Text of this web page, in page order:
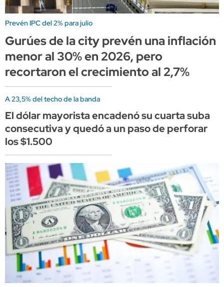
Prevén IPC del 2% para julio
Gurúes de la city prevén una inflación
menor al 30% en 2026, pero
recortaron el crecimiento al 2,7%
A 23,5% del techo de la banda
El dólar mayorista encadenó su cuarta suba
consecutiva y quedó a un paso de perforar
los $1.500